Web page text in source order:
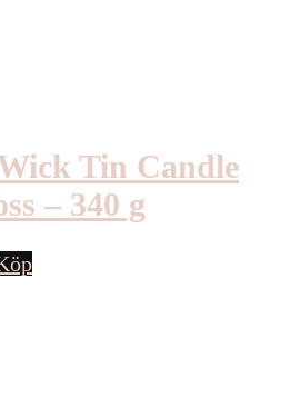
Tin Candle
– 340 g